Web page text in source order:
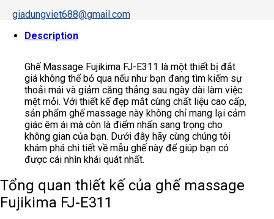
giadungviet688@gmail.com
Description
Ghế Massage Fujikima FJ-E311 là một thiết bị đắt
giá không thể bỏ qua nếu như bạn đang tìm kiếm sự
thoải mái và giảm căng thẳng sau ngày dài làm việc
mệt mỏi. Với thiết kế đẹp mắt cùng chất liệu cao cấp,
sản phẩm ghế massage này không chỉ mang lại cảm
giác êm ái mà còn là điểm nhấn sang trọng cho
không gian của bạn. Dưới đây hãy cùng chúng tôi
khám phá chi tiết về mẫu ghế này để giúp bạn có
được cái nhìn khái quát nhất.
Tổng quan thiết kế của ghế massage
Fujikima FJ-E311